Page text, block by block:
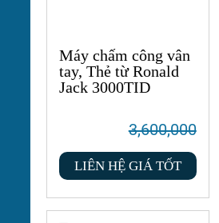
Máy chấm công vân
tay, Thẻ từ Ronald
Jack 3000TID
3,600,000
LIÊN HỆ GIÁ TỐT